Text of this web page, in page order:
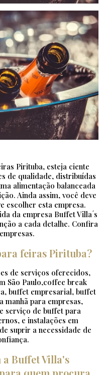
Pirituba, esteja ciente
de qualidade, distribuídas
alimentação balanceada
Ainda assim, você deve
escolher esta empresa.
da empresa Buffet Villa ́s
a cada detalhe. Confira
feiras Pirituba?
de serviços oferecidos,
São Paulo,coffee break
buffet empresarial, buffet
manhã para empresas,
serviço de buffet para
e instalações em
suprir a necessidade de
a Buffet Villa's